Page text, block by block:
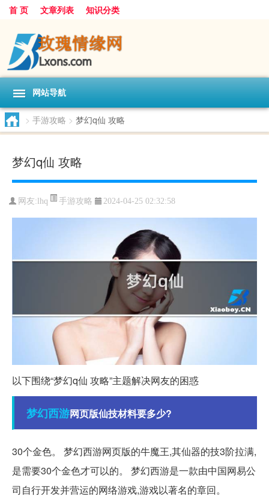
首 页 文章列表 知识分类
网站导航
> 手游攻略 > 梦幻q仙 攻略
梦幻q仙 攻略
网友: lhq 手游攻略 2024-04-25 02:32:58
以下围绕“梦幻q仙 攻略”主题解决网友的困惑
梦幻西游网页版仙技材料要多少?
30个金色。 梦幻西游网页版的牛魔王,其仙器的技3阶拉满,
是需要30个金色才可以的。 梦幻西游是一款由中国网易公
司自行开发并营运的网络游戏,游戏以著名的章回。